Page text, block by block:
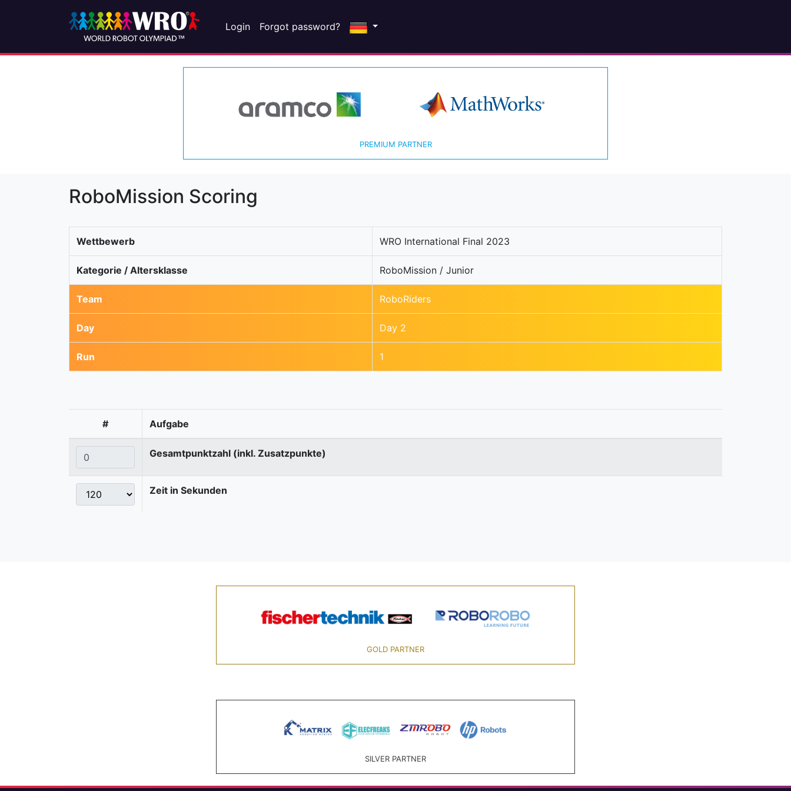
Login Forgot password?
PREMIUM PARTNER
RoboMission Scoring
Wettbewerb WRO International Final 2023
Kategorie / Altersklasse RoboMission / Junior
Team RoboRiders
Day Day 2
Run 1
# Aufgabe
Gesamtpunktzahl (inkl. Zusatzpunkte)
Zeit in Sekunden
GOLD PARTNER
SILVER PARTNER